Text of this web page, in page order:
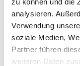
analysieren.
Verwendung
soziale Medien,
Partner führen
weiteren Daten